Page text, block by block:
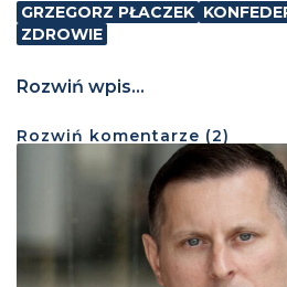
GRZEGORZ PŁACZEK
ZDROWIE
Rozwiń wpis...
Rozwiń komentarze (2)